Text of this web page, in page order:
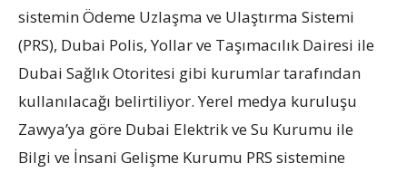
sistemin Ödeme Uzlaşma ve Ulaştırma Sistemi
(PRS), Dubai Polis, Yollar ve Taşımacılık Dairesi ile
Dubai Sağlık Otoritesi gibi kurumlar tarafından
kullanılacağı belirtiliyor. Yerel medya kuruluşu
Zawya’ya göre Dubai Elektrik ve Su Kurumu ile
Bilgi ve İnsani Gelişme Kurumu PRS sistemine